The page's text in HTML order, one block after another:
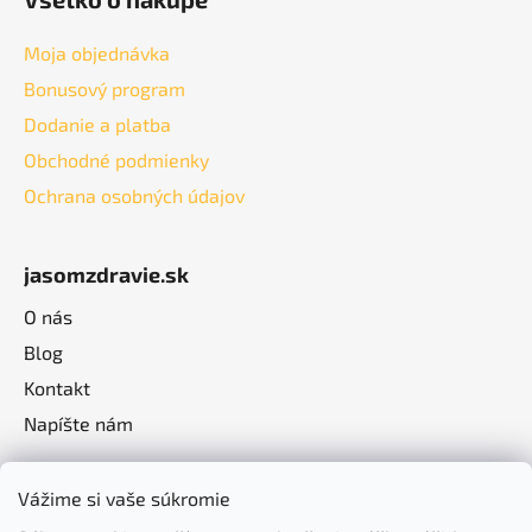
Vážime si vaše súkromie
Moja objednávka
Bonusový program
Dodanie a platba
Obchodné podmienky
Ochrana osobných údajov
jasomzdravie.sk
O nás
Blog
Kontakt
Napíšte nám